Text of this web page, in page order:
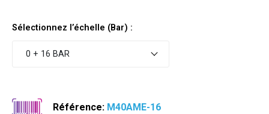
Sélectionnez l’échelle (Bar) :
0 + 16 BAR
Référence: M40AME-16